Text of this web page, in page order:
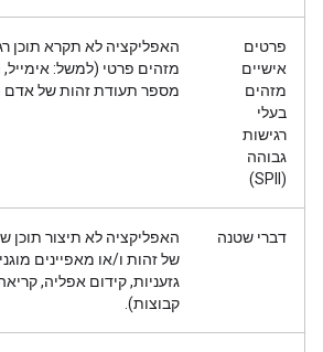
פרטים
אישיים
מזהים
בעלי
רגישות
גבוהה
(SPII)
האפליקציה לא תקרא תוכן
מזהים פרטי (למשל:
מספר תעודת זהות של אדם
דברי שטנה
האפליקציה לא תיצור תוכן
של זהות ו/או מאפיינים
גזעניות, קידום אפליה,
קבוצות).